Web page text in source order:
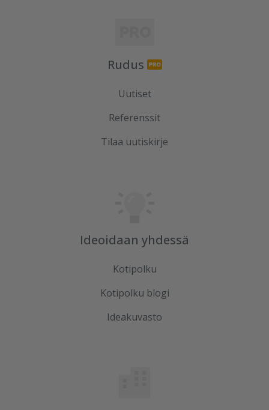
Rudus
Uutiset
Referenssit
Tilaa uutiskirje
Ideoidaan yhdessä
Kotipolku
Kotipolku blogi
Ideakuvasto